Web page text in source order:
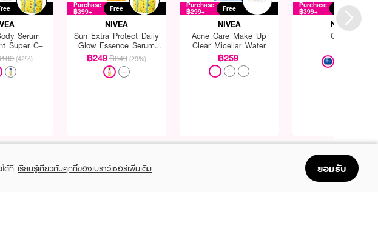
Serum
Super C+
(42%)
Purchase
฿399+ Free
NIVEA
Sun Extra Protect Daily
Glow Essence Serum
SPF50 PA+++
฿249฿349 (29%)
Purchase
฿299+ Free
NIVEA
Acne Care Make Up
Clear Micellar Water
฿259
Purchase
฿399+ Free
NIVEA
Cream
฿69
ด้ที่ เรียนรู้เกี่ยวกับคุกกี้ของเบราว์เซอร์เพิ่มเติม ยอมรับ